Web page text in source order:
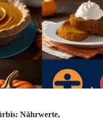
Nährwerte,